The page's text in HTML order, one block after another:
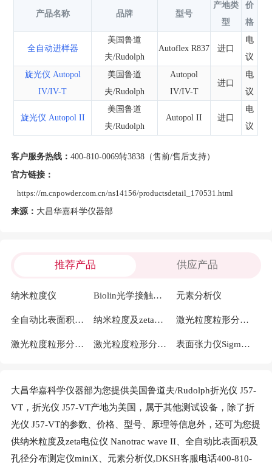
产品名称 品牌 型号
产地类
型
价
格
全自动进样器
美国鲁道
夫/Rudolph
Autoflex R837 进口
电
议
旋光仪 Autopol
IV/IV-T
美国鲁道
夫/Rudolph
Autopol
IV/IV-T
进口
电
议
旋光仪 Autopol II
美国鲁道
夫/Rudolph
Autopol II 进口
电
议
客户服务热线： 400-810-0069转3838（售前/售后支持）
官方链接：
https://m.cnpowder.com.cn/ns14156/productsdetail_170531.html
来源： 大昌华嘉科学仪器部
推荐产品 供应产品
纳米粒度仪 Biolin光学接触角测量仪(水滴角测量仪)Theta Flex 元素分析仪
全自动比表面积及孔径分布测定仪miniX 纳米粒度及zeta电位仪 Nanotrac wave II 激光粒度粒形分析仪SYNC PRO
激光粒度粒形分析仪SYNC PLUS 激光粒度粒形分析仪SYNC GO 表面张力仪Sigma Base
大昌华嘉科学仪器部为您提供美国鲁道夫/Rudolph折光仪 J57-
VT，折光仪 J57-VT产地为美国，属于其他测试设备，除了折
光仪 J57-VT的参数、价格、型号、原理等信息外，还可为您提
供纳米粒度及zeta电位仪 Nanotrac wave II、全自动比表面积及
孔径分布测定仪miniX、元素分析仪,DKSH客服电话400-810-